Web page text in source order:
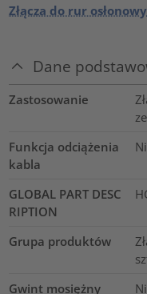
Złącza do rur
Dane
Zastosowanie
Funkcja odciążenia
kabla
GLOBAL PART DESC
RIPTION
Grupa produktów
Gwint mosiężny